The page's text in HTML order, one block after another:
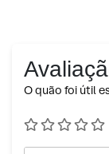
O quão foi útil